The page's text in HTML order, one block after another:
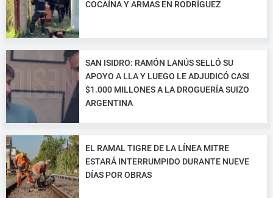
COCAÍNA Y ARMAS EN RODRÍGUEZ
SAN ISIDRO: RAMÓN LANÚS SELLÓ SU
APOYO A LLA Y LUEGO LE ADJUDICÓ CASI
$1.000 MILLONES A LA DROGUERÍA SUIZO
ARGENTINA
EL RAMAL TIGRE DE LA LÍNEA MITRE
ESTARÁ INTERRUMPIDO DURANTE NUEVE
DÍAS POR OBRAS